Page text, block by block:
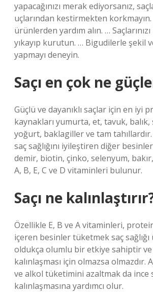
yapacağınızı merak ediyorsanız,
uçlarından kestirmekten
ürünlerden yardım alın. … Saçlarınızı
yıkayıp kurutun. … Bigudilerle şekil
yapmayı deneyin.
Saçı en çok ne
Güçlü ve dayanıklı saçlar için en iyi
kaynakları yumurta, et, tavuk,
yoğurt, baklagiller ve tam
saç sağlığını iyileştiren diğer
demir, biotin, çinko, selenyum,
A, B, E, C ve D vitaminleri bulunur.
Saçı ne
Özellikle E, B ve A vitaminleri,
içeren besinler tüketmek saç
oldukça olumlu bir etkiye sahiptir ve
kalınlaşması için olmazsa olmazdır.
ve alkol tüketimini azaltmak da ince
kalınlaşmasına yardımcı olur.